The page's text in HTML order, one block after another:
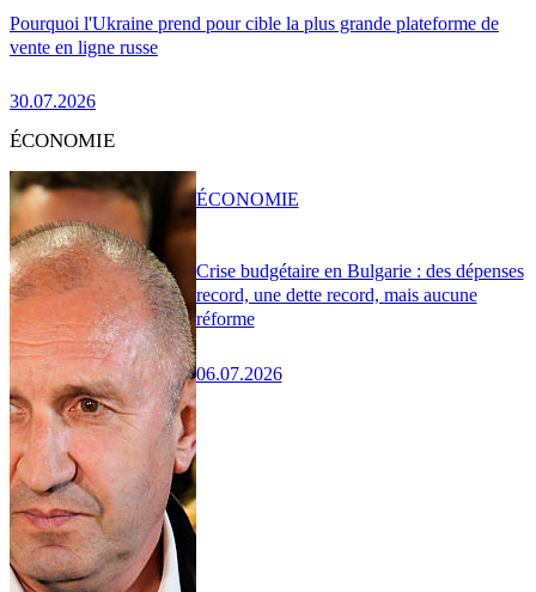
Pourquoi l'Ukraine prend pour cible la plus grande plateforme de
vente en ligne russe
30.07.2026
ÉCONOMIE
Crise budgétaire en Bulgarie : des dépenses
record, une dette record, mais aucune
réforme
06.07.2026
ÉCONOMIE